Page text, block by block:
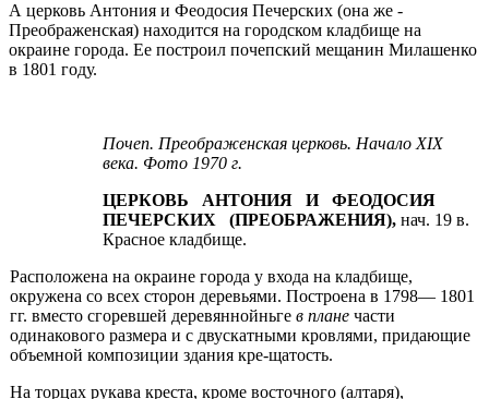
А церковь Антония и Феодосия Печерских (она же -
Преображенская) находится на городском кладбище на
окраине города. Ее построил почепский мещанин Милашенко
в 1801 году.
Почеп. Преображенская церковь. Начало XIX
века. Фото1970 г.
ЦЕРКОВЬ АНТОНИЯ И ФЕОДО­СИЯ
ПЕЧЕРСКИХ (ПРЕОБРАЖЕ­НИЯ), нач. 19 в.
Красное кладбище.
Расположена на окраине города у входа на кладбище,
окружена со всех сторон деревьями. Построена в 1798— 1801
гг. вместо сгоревшей деревяннойньге в плане части
одинакового разме­ра и с двускатными кровлями, придаю­щие
объемной композиции здания кре-щатость.
На торцах рукава креста, кроме во­сточного (алтаря),